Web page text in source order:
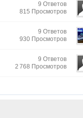
9 Ответов
815 Просмотров
9 Ответов
930 Просмотров
9 Ответов
2 768 Просмотров